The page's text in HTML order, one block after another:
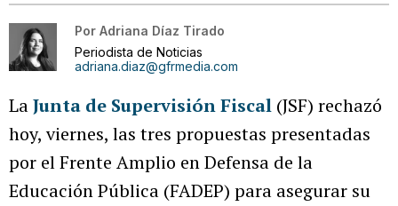
Por Adriana Díaz Tirado
Periodista de Noticias
adriana.diaz@gfrmedia.com
LaJunta de Supervisión Fiscal (JSF) rechazó
hoy, viernes, las tres propuestas presentadas
por el Frente Amplio en Defensa de la
Educación Pública (FADEP) para asegurar su